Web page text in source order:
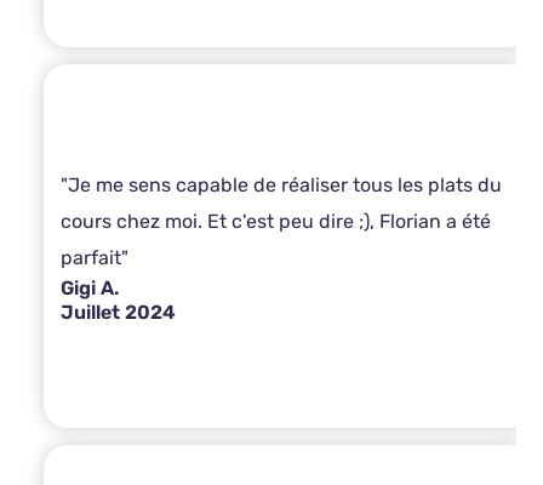
"Je me sens capable de réaliser tous les plats du
cours chez moi. Et c'est peu dire ;), Florian a été
parfait"
Gigi A.
Juillet 2024